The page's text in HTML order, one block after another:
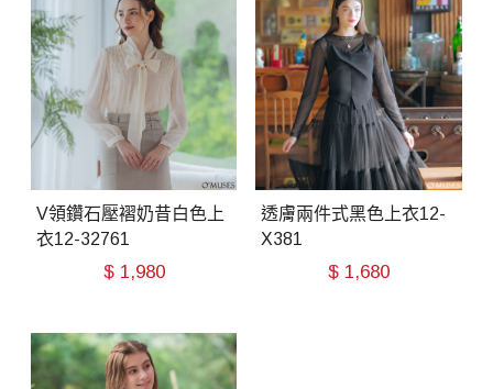
V領鑽石壓褶奶昔白色上
衣12-32761
$ 1,980
透膚兩件式黑色上衣12-
X381
$ 1,680